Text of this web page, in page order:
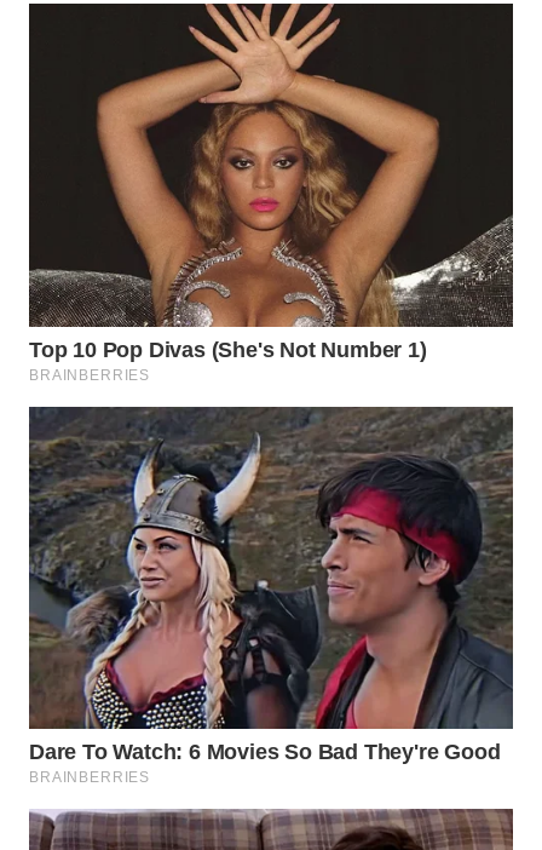
WN
SUMEDANG
CIANJUR
WN
KEPULAUAN
SERIBU
WN
TANGERANG
WN
BINJAI
WN
CIREBON